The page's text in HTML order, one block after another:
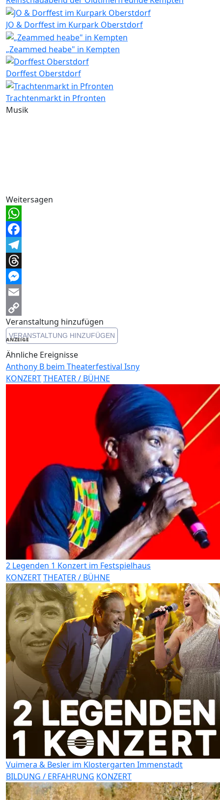
JO & Dorffest im Kurpark Oberstdorf
„Zeammed heabe" in Kempten
Dorffest Oberstdorf
Trachtenmarkt in Pfronten
Musik
Weitersagen
WhatsApp
Facebook
Telegram
Threads
Messenger
Email
Copy
Link
Veranstaltung hinzufügen
VERANSTALTUNG HINZUFÜGEN
ANZEIGE
Ähnliche Ereignisse
Anthony B beim Theaterfestival Isny
KONZERTTHEATER / BÜHNE
2 Legenden 1 Konzert im Festspielhaus
KONZERTTHEATER / BÜHNE
Vuimera & Besler im Klostergarten Immenstadt
BILDUNG / ERFAHRUNG KONZERT